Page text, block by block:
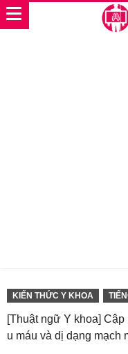
KIẾN THỨC Y KHOA
[Thuật ngữ Y khoa]
u máu và dị dạng mạch